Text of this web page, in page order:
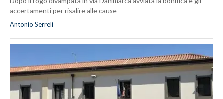
accertamenti per risalire alle cause
Antonio Serreli